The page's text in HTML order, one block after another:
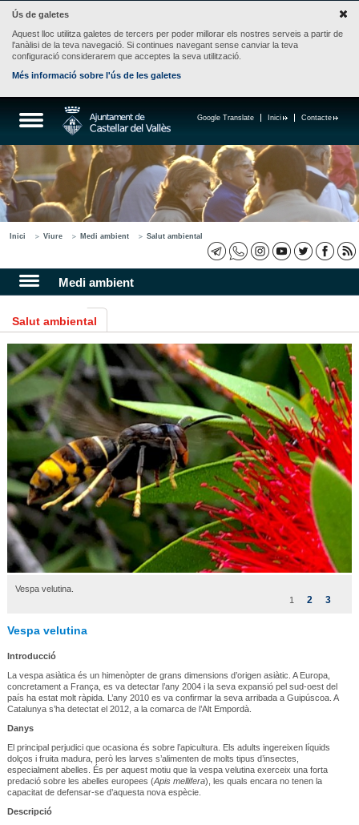
Ús de galetes
Aquest lloc utilitza galetes de tercers per poder millorar els nostres serveis a partir de
l'anàlisi de la teva navegació. Si continues navegant sense canviar la teva
configuració considerarem que acceptes la seva utilització.
Més informació sobre l'ús de les galetes
Contacte
Inici
Google Translate
Inici Viure Medi ambient Salut ambiental
Medi ambient
Salut ambiental
Vespa velutina.
1
2 3
Vespa velutina
Introducció
La vespa asiàtica és un himenòpter de grans dimensions d’origen asiàtic. A Europa,
concretament a França, es va detectar l’any 2004 i la seva expansió pel sud-oest del
país ha estat molt ràpida. L’any 2010 es va confirmar la seva arribada a Guipúscoa. A
Catalunya s’ha detectat el 2012, a la comarca de l’Alt Empordà.
Danys
El principal perjudici que ocasiona és sobre l’apicultura. Els adults ingereixen líquids
dolços i fruita madura, però les larves s’alimenten de molts tipus d’insectes,
especialment abelles. És per aquest motiu que la vespa velutina exerceix una forta
predació sobre les abelles europees (Apis mellifera), les quals encara no tenen la
capacitat de defensar-se d’aquesta nova espècie.
Descripció